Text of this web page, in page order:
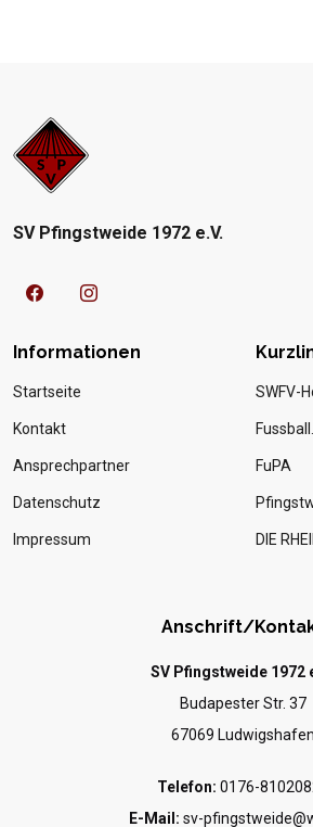
SV Pfingstweide 1972 e.V.
Informationen
Startseite
Kontakt
Ansprechpartner
Datenschutz
Impressum
SWFV-
FuPA
DIE
Anschrift/
SV Pfingstweide 1972
Budapester Str. 37
67069 Ludwigshafen
Telefon: 0176-
E-Mail: sv-